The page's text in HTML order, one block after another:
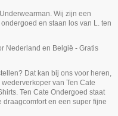
Niet op voorraad
Ten Cate Heren Basics Shorts
4Pack Navy Cotton Stretch
Ten Cate Secrets Long Short
Coconut
€ 22,49 € 29,99
Ten Cate Secrets Maxi Highwaist
Dark Navy
€ 24,99
Ten Cate Meisjes Soft Top Light
Cotton Stretch Red
€ 13,95
Wij zijn een
en staan los van L. ten
Nederland en België - Gratis
Dat kan bij ons voor heren,
van Ten Cate
Ten Cate Ondergoed staat
en een super fijne